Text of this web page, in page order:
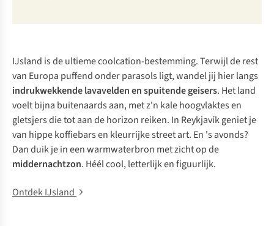
IJsland is de ultieme coolcation-bestemming. Terwijl de rest
van Europa puffend onder parasols ligt, wandel jij hier langs
indrukwekkendelavaveldenenspuitende geisers. Het land
voelt bijna buitenaards aan, met z'n kale hoogvlaktes en
gletsjers die tot aan de horizon reiken. In Reykjavík geniet je
van hippe koffiebars en kleurrijke street art. En 's avonds?
Dan duik je in een warmwaterbron met zicht op de
middernachtzon. Héél cool, letterlijk en figuurlijk.
Ontdek IJsland